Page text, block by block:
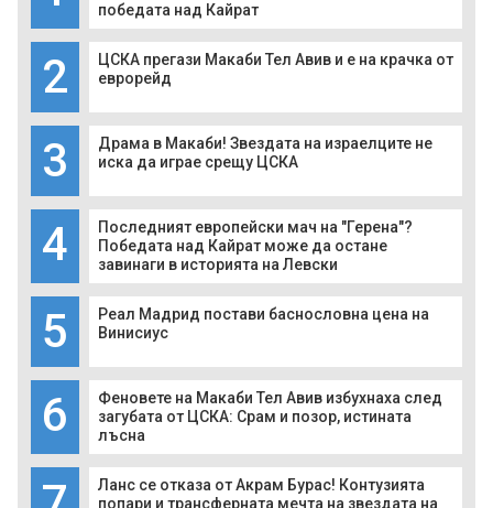
победата над Кайрат
2
ЦСКА прегази Макаби Тел Авив и е на крачка от
еврорейд
3
Драма в Макаби! Звездата на израелците не
иска да играе срещу ЦСКА
4
Последният европейски мач на "Герена"?
Победата над Кайрат може да остане
завинаги в историята на Левски
5
Реал Мадрид постави баснословна цена на
Винисиус
6
Феновете на Макаби Тел Авив избухнаха след
загубата от ЦСКА: Срам и позор, истината
лъсна
Ланс се отказа от Акрам Бурас! Контузията
попари и трансферната мечта на звездата на